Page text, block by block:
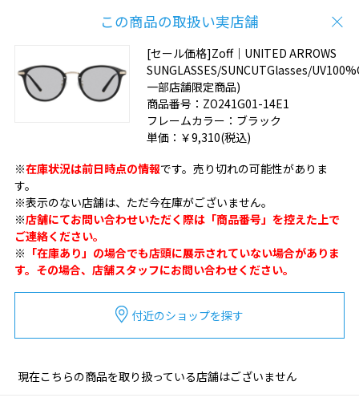
この商品の取扱い実店舗
[セール価格]Zoff｜UNITED ARROWS
SUNGLASSES/SUNCUTGlasses/
一部店舗限定商品)
商品番号： ZO241G01-14E1
フレームカラー： ブラック
単価： ￥9,310(税込)
※在庫状況は前日時点の情報です。売り切れの可能性がありま
す。
※表示のない店舗は、ただ今在庫がございません。
※店舗にてお問い合わせいただく際は「商品番号」を控えた上で
ご連絡ください。
※ 「在庫あり」の場合でも店頭に展示されていない場合がありま
す。その場合、店舗スタッフにお問い合わせください。
付近のショップを探す
現在こちらの商品を取り扱っている店舗はございません